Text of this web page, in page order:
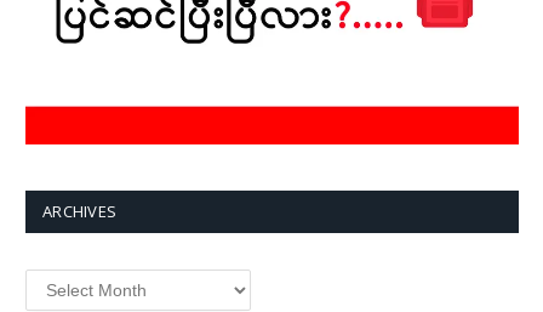
ARCHIVES
Archives